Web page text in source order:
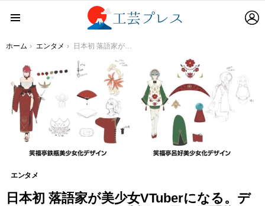
You are here:
ホーム エンタメ 日本初 落語家が美少女VTuberになる。デモンストレーション版を11月14日配信
エンタメ
日本初 落語家が美少女VTuberになる。デ